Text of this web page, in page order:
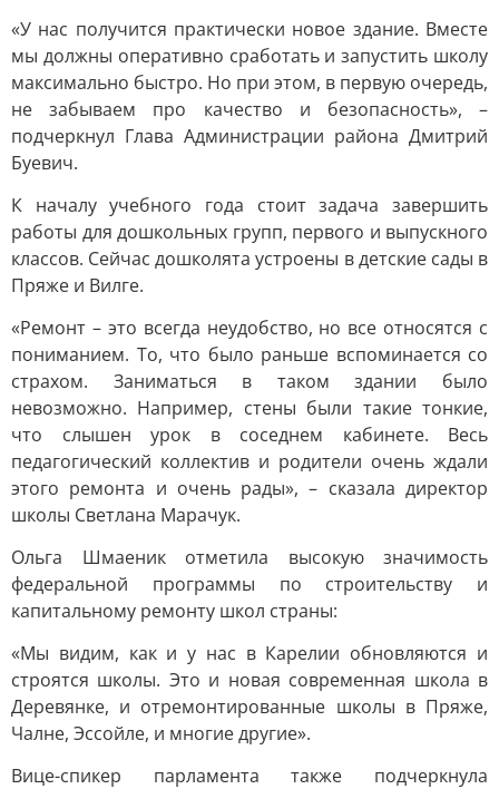
«У нас получится практически новое здание. Вместе
мы должны оперативно сработать и запустить школу
максимально быстро. Но при этом, в первую очередь,
не забываем про качество и безопасность», –
подчеркнул Глава Администрации района Дмитрий
Буевич.
К началу учебного года стоит задача завершить
работы для дошкольных групп, первого и выпускного
классов. Сейчас дошколята устроены в детские сады в
Пряже и Вилге.
«Ремонт – это всегда неудобство, но все относятся с
пониманием. То, что было раньше вспоминается со
страхом. Заниматься в таком здании было
невозможно. Например, стены были такие тонкие,
что слышен урок в соседнем кабинете. Весь
педагогический коллектив и родители очень ждали
этого ремонта и очень рады», – сказала директор
школы Светлана Марачук.
Ольга Шмаеник отметила высокую значимость
федеральной программы по строительству и
капитальному ремонту школ страны:
«Мы видим, как и у нас в Карелии обновляются и
строятся школы. Это и новая современная школа в
Деревянке, и отремонтированные школы в Пряже,
Чалне, Эссойле, и многие другие».
Вице-спикер парламента также подчеркнула